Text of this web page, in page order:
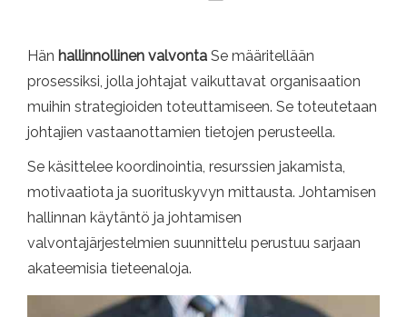
Hän hallinnollinen valvonta Se määritellään
prosessiksi, jolla johtajat vaikuttavat organisaation
muihin strategioiden toteuttamiseen. Se toteutetaan
johtajien vastaanottamien tietojen perusteella.
Se käsittelee koordinointia, resurssien jakamista,
motivaatiota ja suorituskyvyn mittausta. Johtamisen
hallinnan käytäntö ja johtamisen
valvontajärjestelmien suunnittelu perustuu sarjaan
akateemisia tieteenaloja.